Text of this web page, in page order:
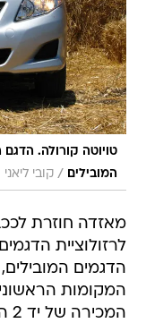
טויוטה קורולה.
המובילים
/ קובי ליאני
מאזדה חוזרת
המקומות